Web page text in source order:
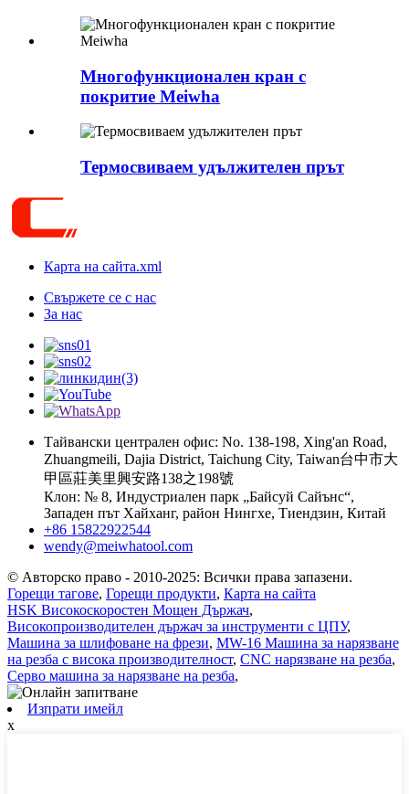
Многофункционален кран с
покритие Meiwha
Термосвиваем удължителен прът
Карта на сайта.xml
Свържете се с нас
За нас
Тайвански централен офис: No. 138-198, Xing'an Road,
Zhuangmeili, Dajia District, Taichung City, Taiwan台中市大
甲區莊美里興安路138之198號
Клон: № 8, Индустриален парк „Байсуй Сайънс“,
Западен път Хайханг, район Нингхе, Тиендзин, Китай
+86 15822922544
wendy@meiwhatool.com
© Авторско право - 2010-2025: Всички права запазени.
Горещи тагове, Горещи продукти, Карта на сайта
HSK Високоскоростен Мощен Държач,
Високопроизводителен държач за инструменти с ЦПУ,
Машина за шлифоване на фрези, MW-16 Машина за нарязване
на резба с висока производителност, CNC нарязване на резба,
Серво машина за нарязване на резба,
Изпрати имейл
x